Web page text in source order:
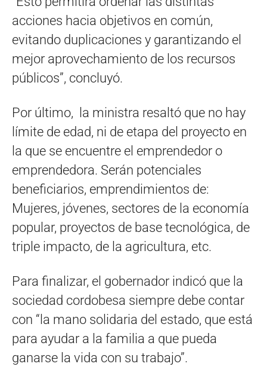
acciones hacia objetivos en común,
evitando duplicaciones y garantizando el
mejor aprovechamiento de los recursos
públicos”, concluyó.
Por último, la ministra resaltó que no hay
límite de edad, ni de etapa del proyecto en
la que se encuentre el emprendedor o
emprendedora. Serán potenciales
beneficiarios, emprendimientos de:
Mujeres, jóvenes, sectores de la economía
popular, proyectos de base tecnológica, de
triple impacto, de la agricultura, etc.
Para finalizar, el gobernador indicó que la
sociedad cordobesa siempre debe contar
con “la mano solidaria del estado, que está
para ayudar a la familia a que pueda
ganarse la vida con su trabajo”.